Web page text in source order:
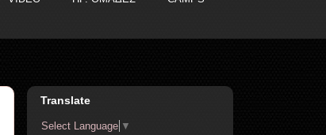
Translate
Select Language ▼